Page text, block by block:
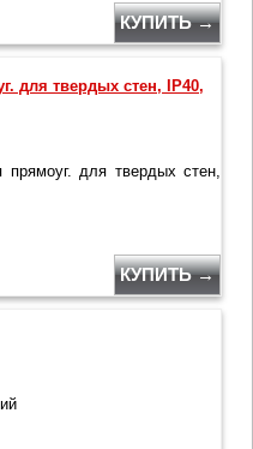
КУПИТЬ →
для твердых стен, IP40,
прямоуг. для твердых стен,
КУПИТЬ →